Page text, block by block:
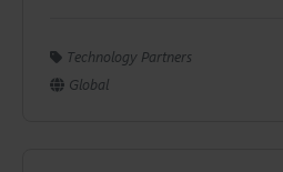
Technology Partners
Global